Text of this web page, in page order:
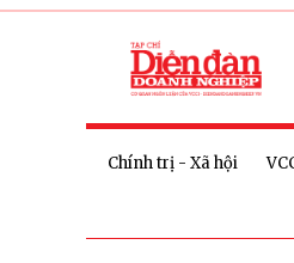
Chính trị - Xã hội